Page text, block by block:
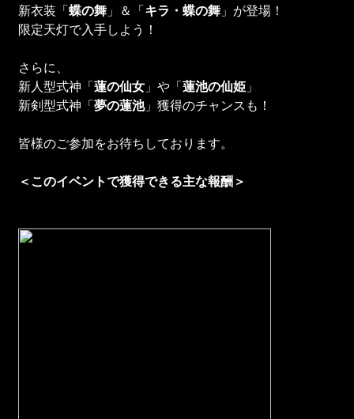
新衣装「蝶の舞 」＆「キラ・蝶の舞 」が登場！
限定天灯で入手しよう！
さらに、
新人型式神「蓮の仙女 」や「蓮池の仙姫 」
新剣型式神「夢の蓮池」獲得のチャンスも！
皆様のご参加をお待ちしております。
＜このイベントで獲得できる主な報酬＞